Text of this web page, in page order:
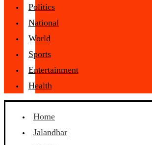
Politics
National
World
Sports
Entertainment
Health
Home
Jalandhar